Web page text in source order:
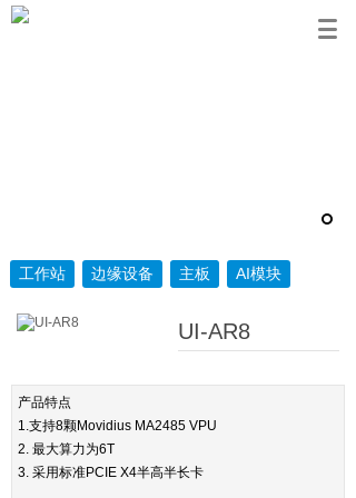
工作站 边缘设备 主板 AI模块
UI-AR8
产品特点
1.支持8颗Movidius MA2485 VPU
2. 最大算力为6T
3. 采用标准PCIE X4半高半长卡